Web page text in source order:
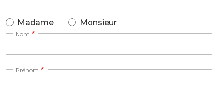
Madame Monsieur
Nom
Prénom